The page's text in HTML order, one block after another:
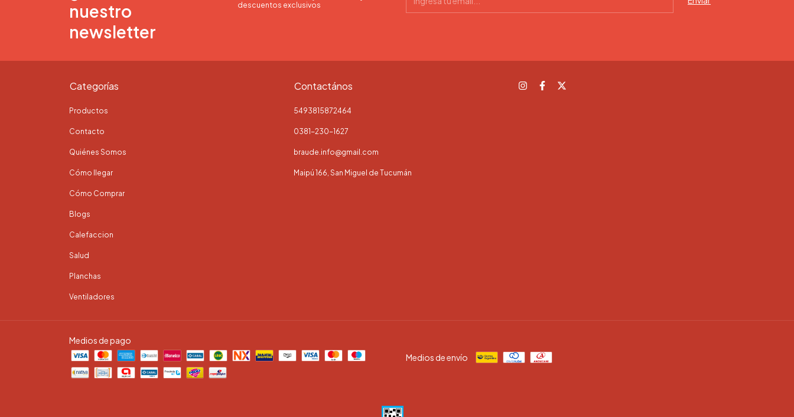
nuestro
newsletter
descuentos exclusivos
Categorías
Productos
Contacto
Quiénes Somos
Cómo llegar
Cómo Comprar
Blogs
Calefaccion
Salud
Planchas
Ventiladores
Contactános
5493815872464
0381-230-1627
braude.info@gmail.com
Maipú 166, San Miguel de Tucumán
Medios de pago
Medios de envío